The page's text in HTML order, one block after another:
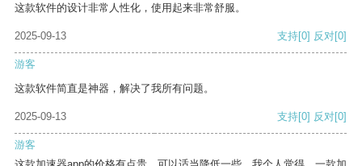
这款软件的设计非常人性化，使用起来非常舒服。
2025-09-13 支持[0] 反对[0]
游客
这款软件简直是神器，解决了我所有问题。
2025-09-13 支持[0] 反对[0]
游客